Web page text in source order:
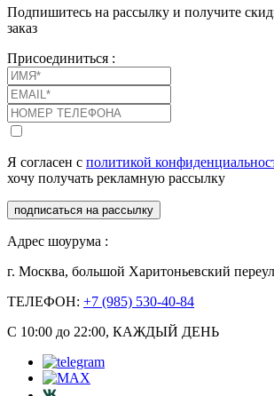
Подпишитесь на рассылку и получите
заказ
Присоединиться :
Я согласен с политикой
хочу получать рекламную рассылку
подписаться на рассылку
Адрес шоурума :
г. Москва, большой Харитоньевский
ТЕЛЕФОН: +7 (985) 530-40-84
С 10:00 до 22:00, КАЖДЫЙ ДЕНЬ